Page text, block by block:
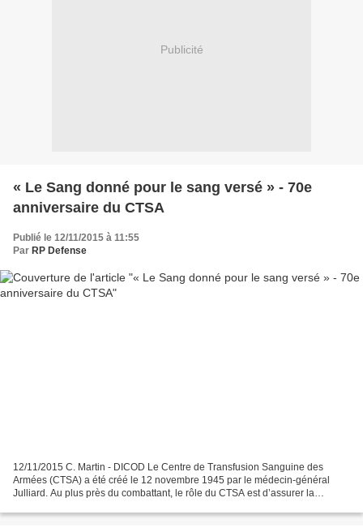
Publicité
« Le Sang donné pour le sang versé » - 70e
anniversaire du CTSA
Publié le 12/11/2015 à 11:55
Par RP Defense
12/11/2015 C. Martin - DICOD Le Centre de Transfusion Sanguine des
Armées (CTSA) a été créé le 12 novembre 1945 par le médecin-général
Julliard. Au plus près du combattant, le rôle du CTSA est d’assurer la